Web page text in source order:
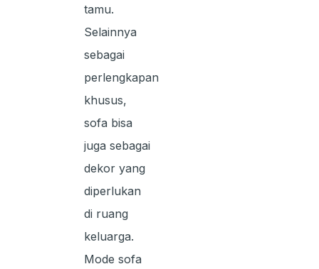
tamu.
Selainnya
sebagai
perlengkapan
khusus,
sofa bisa
juga sebagai
dekor yang
diperlukan
di ruang
keluarga.
Mode sofa